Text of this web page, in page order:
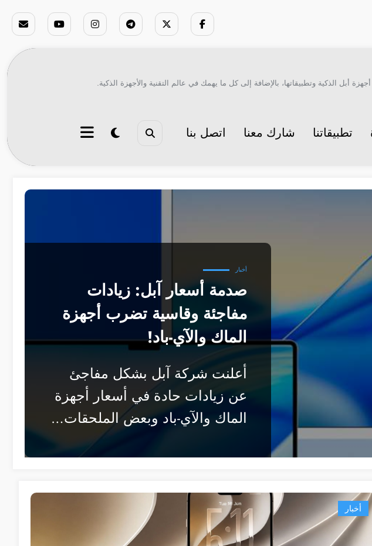
أبل الذكية وتطبيقاتها، بالإضافة إلى كل ما يهمك في عالم التقنية والأجهزة الذكية.
تطبيقاتنا شارك معنا اتصل بنا
أخبار
صدمة أسعار آبل: زيادات
مفاجئة وقاسية تضرب أجهزة
الماك والآي-باد!
أعلنت شركة آبل بشكل مفاجئ
عن زيادات حادة في أسعار أجهزة
الماك والآي-باد وبعض الملحقات…
أخبار